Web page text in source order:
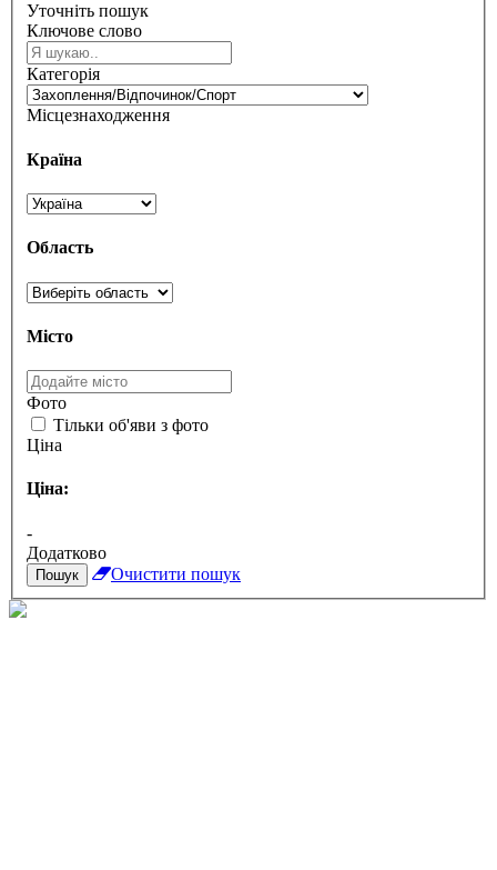
Уточніть пошук
Ключове слово
Категорія
Місцезнаходження
Країна
Область
Місто
Фото
Тільки об'яви з фото
Ціна
Ціна:
-
Додатково
Пошук Очистити пошук